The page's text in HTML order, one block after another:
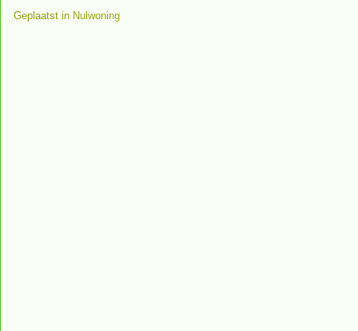
Geplaatst in Nulwoning